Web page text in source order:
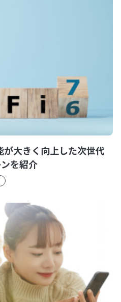
大きく向上した次世代
を紹介